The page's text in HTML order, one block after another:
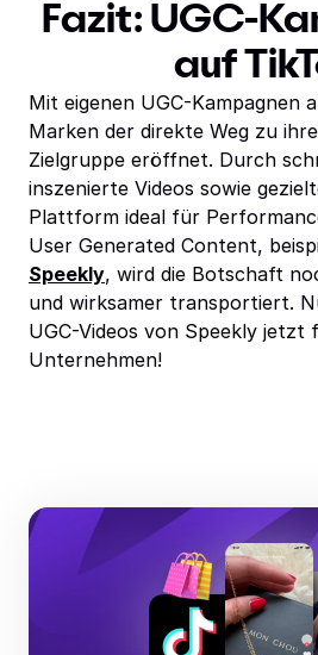
Fazit: UGC-
auf
Mit eigenen UGC-Kampagnen
Marken der direkte Weg zu
Zielgruppe eröffnet. Durch
inszenierte Videos sowie
Plattform ideal für
User Generated Content,
Speekly, wird die Botschaft
und wirksamer transportiert.
UGC-Videos von Speekly jetzt
Unternehmen!